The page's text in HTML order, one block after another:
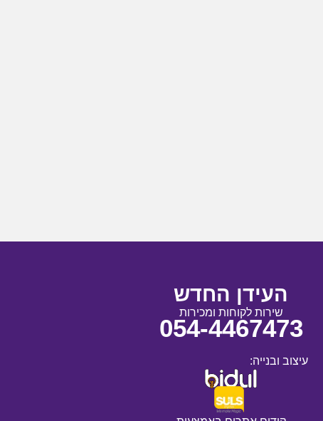
העידן החדש
שירות לקוחות ומכירות
054-4467473
עיצוב ובנייה: